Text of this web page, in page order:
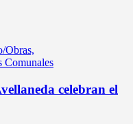
Obras,
Comunales
celebran el